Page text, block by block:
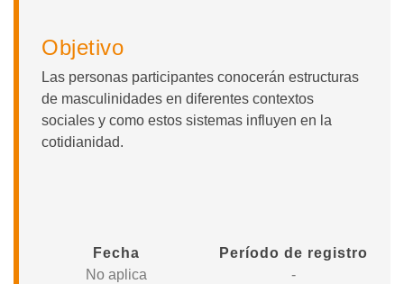
Objetivo
Las personas participantes conocerán estructuras
de masculinidades en diferentes contextos
sociales y como estos sistemas influyen en la
cotidianidad.
Fecha
No aplica
Período de registro
-